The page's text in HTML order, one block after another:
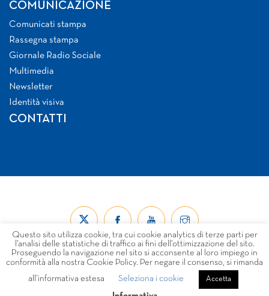
COMUNICAZIONE
Comunicati stampa
Rassegna stampa
Giornale Radio Sociale
Multimedia
Newsletter
Identità visiva
CONTATTI
© Forum Nazionale del Terzo Settore ETS 2026
COOKIE POLICY DISCLAIMER
Questo sito utilizza cookie, tra cui cookie analytics di terze parti per
l’analisi delle statistiche di traffico ai fini dell’ottimizzazione del sito.
Proseguendo la navigazione nel sito si acconsente al loro impiego in
conformità alla nostra Cookie Policy. Per negare il consenso, si rimanda
all’informativa estesa
Seleziona i cookie Accetta